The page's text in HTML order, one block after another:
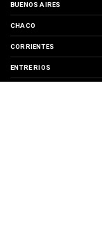
BUENOS AIRES
CHACO
CORRIENTES
ENTRE RIOS